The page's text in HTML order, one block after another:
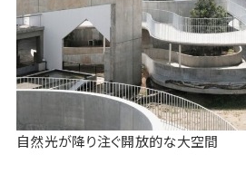
自然光が降り注ぐ開放的な大空間